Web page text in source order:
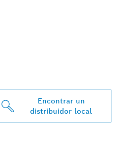
Encontrar un
distribuidor local